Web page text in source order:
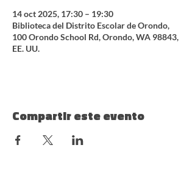
14 oct 2025, 17:30 – 19:30
Biblioteca del Distrito Escolar de Orondo,
100 Orondo School Rd, Orondo, WA 98843,
EE. UU.
Compartir este evento